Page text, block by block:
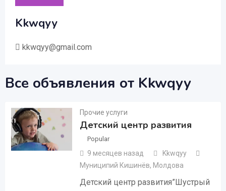
Kkwqyy
kkwqyy@gmail.com
Все объявления от Kkwqyy
Прочие услуги
Детский центр развития
Popular
9 месяцев назад
Kkwqyy
Муниципий Кишинёв, Молдова
Детский центр развития”Шустрый